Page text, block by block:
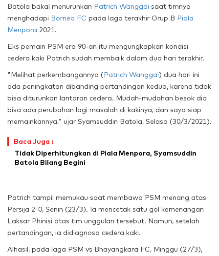
Batola bakal menurunkan Patrich Wanggai saat timnya
menghadapi Borneo FC pada laga terakhir Grup B Piala
Menpora 2021.
Eks pemain PSM era 90-an itu mengungkapkan kondisi
cedera kaki Patrich sudah membaik dalam dua hari terakhir.
"Melihat perkembangannya (Patrich Wanggai) dua hari ini
ada peningkatan dibanding pertandingan kedua, karena tidak
bisa diturunkan lantaran cedera. Mudah-mudahan besok dia
bisa ada perubahan lagi masalah di kakinya, dan saya siap
memainkannya," ujar Syamsuddin Batola, Selasa (30/3/2021).
Baca Juga :
Tidak Diperhitungkan di Piala Menpora, Syamsuddin
Batola Bilang Begini
Patrich tampil memukau saat membawa PSM menang atas
Persija 2-0, Senin (23/3). Ia mencetak satu gol kemenangan
Laksar Phinisi atas tim unggulan tersebut. Namun, setelah
pertandingan, ia didiagnosa cedera kaki.
Alhasil, pada laga PSM vs Bhayangkara FC, Minggu (27/3),